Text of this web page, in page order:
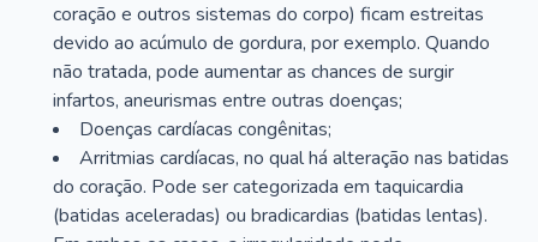
coração e outros sistemas do corpo) ficam estreitas
devido ao acúmulo de gordura, por exemplo. Quando
não tratada, pode aumentar as chances de surgir
infartos, aneurismas entre outras doenças;
Doenças cardíacas congênitas;
Arritmias cardíacas, no qual há alteração nas batidas
do coração. Pode ser categorizada em taquicardia
(batidas aceleradas) ou bradicardias (batidas lentas).